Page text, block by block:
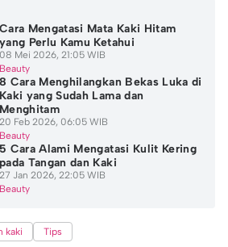
Cara Mengatasi Mata Kaki Hitam
yang Perlu Kamu Ketahui
08 Mei 2026, 21:05 WIB
Beauty
8 Cara Menghilangkan Bekas Luka di
Kaki yang Sudah Lama dan
Menghitam
20 Feb 2026, 06:05 WIB
Beauty
5 Cara Alami Mengatasi Kulit Kering
pada Tangan dan Kaki
27 Jan 2026, 22:05 WIB
Beauty
kaki Tips